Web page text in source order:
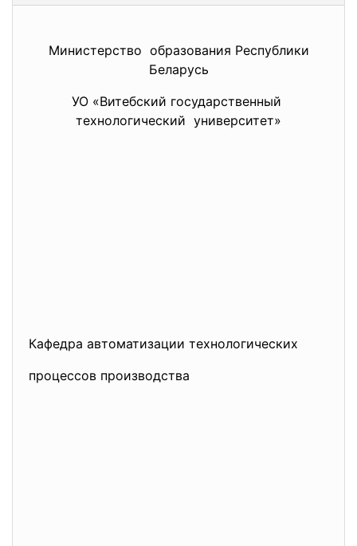
Министерство образования Республики
Беларусь
УО «Витебский государственный
технологический университет»
Кафедра автоматизации технологических
процессов производства